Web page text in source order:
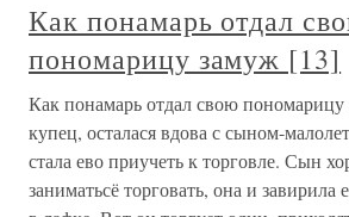
Как понамарь отдал
пономарицу замуж [13]
Как понамарь отдал свою
купец, осталася вдова с сыном-
стала ево приучеть к торговле. Сын
заниматьсё торговать, она и завирила